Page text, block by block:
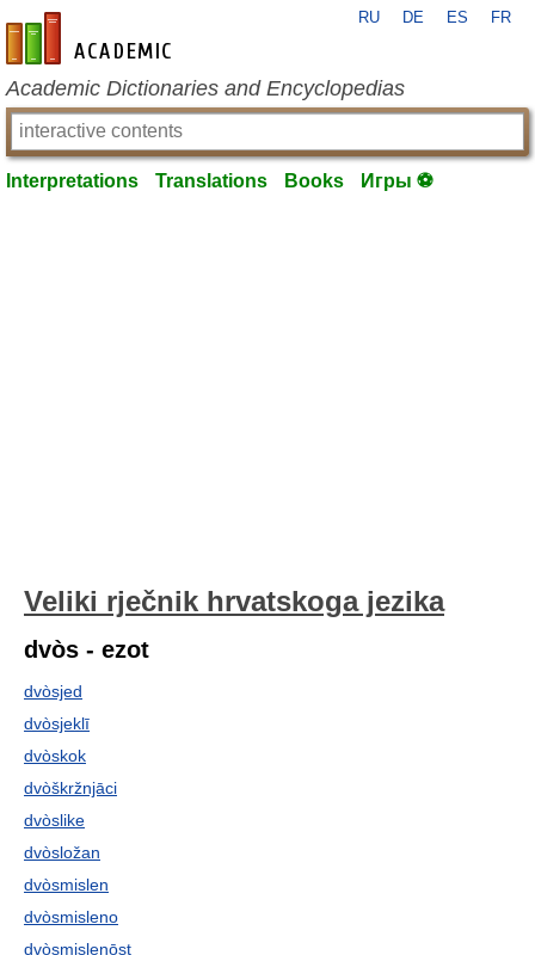
en-academic.com
RU DE ES FR
Academic Dictionaries and Encyclopedias
Interpretations Translations Books Игры ⚽
Veliki rječnik hrvatskoga jezika
dvòs - ezot
dvòsjed
dvòsjeklī
dvòskok
dvòškržnjāci
dvòslike
dvòsložan
dvòsmislen
dvòsmisleno
dvòsmislenōst